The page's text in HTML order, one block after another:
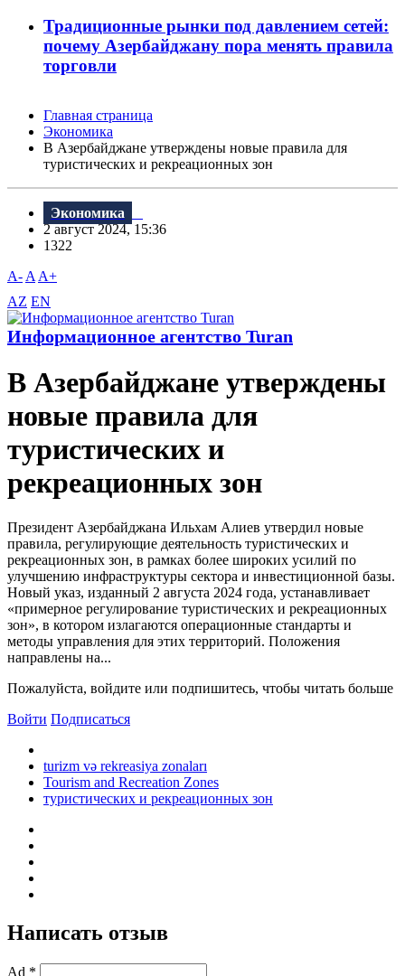
Традиционные рынки под давлением сетей:
почему Азербайджану пора менять правила
торговли
Главная страница
Экономика
В Азербайджане утверждены новые правила для
туристических и рекреационных зон
Экономика
2 август 2024, 15:36
1322
A- A A+
AZ EN
Информационное агентство Turan
В Азербайджане утверждены
новые правила для
туристических и
рекреационных зон
Президент Азербайджана Ильхам Алиев утвердил новые
правила, регулирующие деятельность туристических и
рекреационных зон, в рамках более широких усилий по
улучшению инфраструктуры сектора и инвестиционной базы.
Новый указ, изданный 2 августа 2024 года, устанавливает
«примерное регулирование туристических и рекреационных
зон», в котором излагаются операционные стандарты и
методы управления для этих территорий. Положения
направлены на...
Пожалуйста, войдите или подпишитесь, чтобы читать больше
Войти Подписаться
turizm və rekreasiya zonaları
Tourism and Recreation Zones
туристических и рекреационных зон
Написать отзыв
Ad *